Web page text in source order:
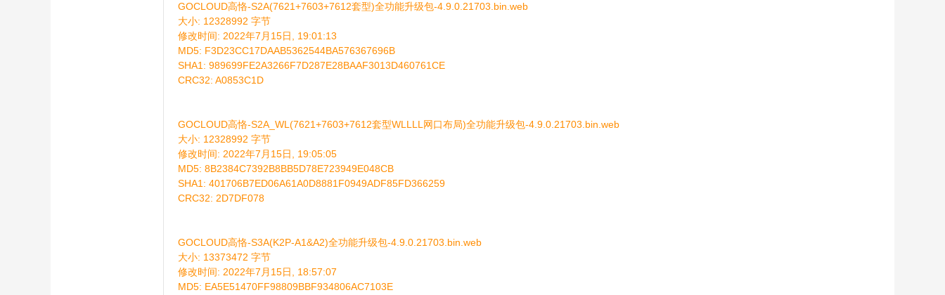
GOCLOUD高恪-S2A(7621+7603+7612套型)全功能升级包-4.9.0.21703.bin.web
大小: 12328992 字节
修改时间: 2022年7月15日, 19:01:13
MD5: F3D23CC17DAAB5362544BA576367696B
SHA1: 989699FE2A3266F7D287E28BAAF3013D460761CE
CRC32: A0853C1D
GOCLOUD高恪-S2A_WL(7621+7603+7612套型WLLLL网口布局)全功能升级包-4.9.0.21703.bin.web
大小: 12328992 字节
修改时间: 2022年7月15日, 19:05:05
MD5: 8B2384C7392B8BB5D78E723949E048CB
SHA1: 401706B7ED06A61A0D8881F0949ADF85FD366259
CRC32: 2D7DF078
GOCLOUD高恪-S3A(K2P-A1&A2)全功能升级包-4.9.0.21703.bin.web
大小: 13373472 字节
修改时间: 2022年7月15日, 18:57:07
MD5: EA5E51470FF98809BBF934806AC7103E